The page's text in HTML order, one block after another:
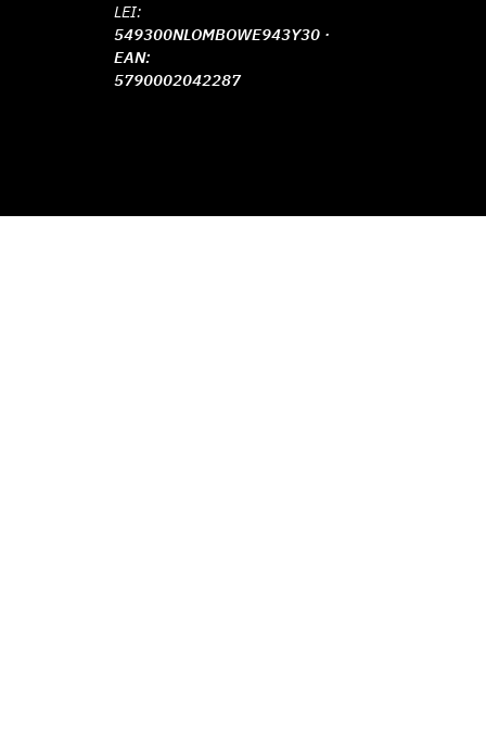
LEI:
549300NLOMBOWE943Y30 ·
EAN:
5790002042287